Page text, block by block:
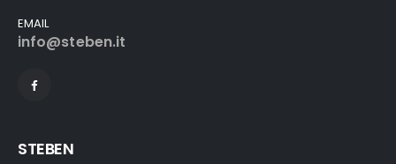
EMAIL
info@steben.it
STEBEN